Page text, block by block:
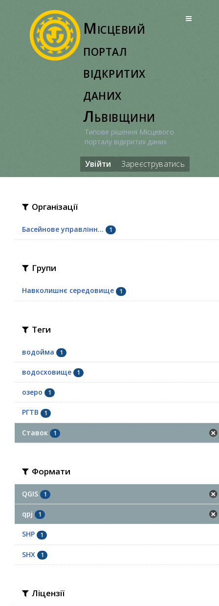
Місцевий
портал
відкритих
даних
Львівщини
Типове рішення Місцевого
порталу відкритих даних
Увійти Зареєструватись
Організації
Басейнове управлінн... 1
Групи
Навколишнє середовище 1
Теги
водойма 1
водосховище 1
озеро 1
РГТВ 1
Ставок 1
Формати
QGIS 1
qpj 1
SHP 1
SHX 1
Ліцензії